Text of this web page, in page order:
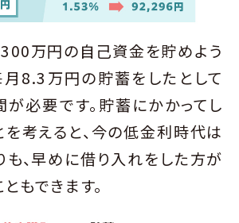
300万円の自己資金を貯めよう
月8.3万円の貯蓄をしたとして
必要です。貯蓄にかかってし
を考えると、今の低金利時代は
も、早めに借り入れをした方が
もできます。